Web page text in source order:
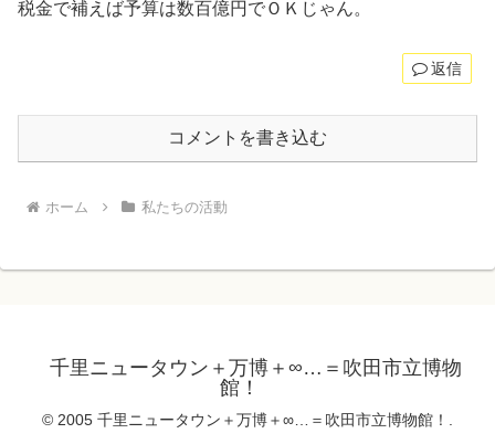
税金で補えば予算は数百億円でＯＫじゃん。
返信
コメントを書き込む
ホーム 私たちの活動
千里ニュータウン＋万博＋∞…＝吹田市立博物
館！
© 2005 千里ニュータウン＋万博＋∞…＝吹田市立博物館！.